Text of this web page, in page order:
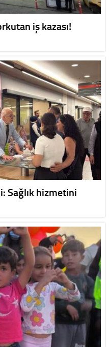
iş kazası!
Sağlık hizmetini